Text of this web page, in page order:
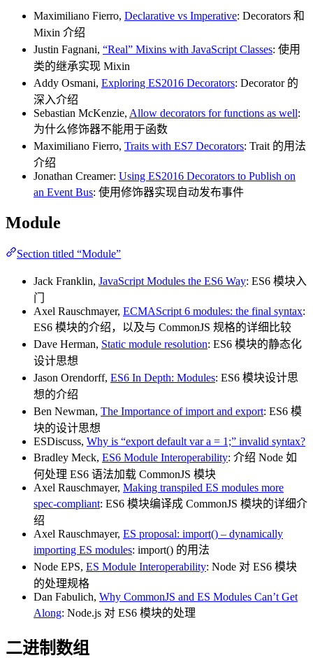
Maximiliano Fierro, Declarative vs Imperative: Decorators 和
Mixin 介绍
Justin Fagnani, “Real” Mixins with JavaScript Classes: 使用
类的继承实现 Mixin
Addy Osmani, Exploring ES2016 Decorators: Decorator 的
深入介绍
Sebastian McKenzie, Allow decorators for functions as well:
为什么修饰器不能用于函数
Maximiliano Fierro, Traits with ES7 Decorators: Trait 的用法
介绍
Jonathan Creamer: Using ES2016 Decorators to Publish on
an Event Bus: 使用修饰器实现自动发布事件
Module
Section titled “Module”
Jack Franklin, JavaScript Modules the ES6 Way: ES6 模块入
门
Axel Rauschmayer, ECMAScript 6 modules: the final syntax:
ES6 模块的介绍，以及与 CommonJS 规格的详细比较
Dave Herman, Static module resolution: ES6 模块的静态化
设计思想
Jason Orendorff, ES6 In Depth: Modules: ES6 模块设计思
想的介绍
Ben Newman, The Importance of import and export: ES6 模
块的设计思想
ESDiscuss, Why is “export default var a = 1;” invalid syntax?
Bradley Meck, ES6 Module Interoperability: 介绍 Node 如
何处理 ES6 语法加载 CommonJS 模块
Axel Rauschmayer, Making transpiled ES modules more
spec-compliant: ES6 模块编译成 CommonJS 模块的详细介
绍
Axel Rauschmayer, ES proposal: import() – dynamically
importing ES modules: import() 的用法
Node EPS, ES Module Interoperability: Node 对 ES6 模块
的处理规格
Dan Fabulich, Why CommonJS and ES Modules Can’t Get
Along: Node.js 对 ES6 模块的处理
二进制数组